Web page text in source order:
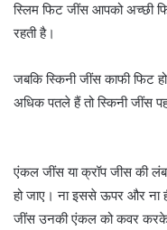
स्लिम फिट जींस आपको अच्छी
रहती है।
जबकि स्किनी जींस काफी फिट
अधिक पतले हैं तो स्किनी जींस
एंकल जींस या क्रॉप जीस की
हो जाए। ना इससे ऊपर और
जींस उनकी एंकल को कवर